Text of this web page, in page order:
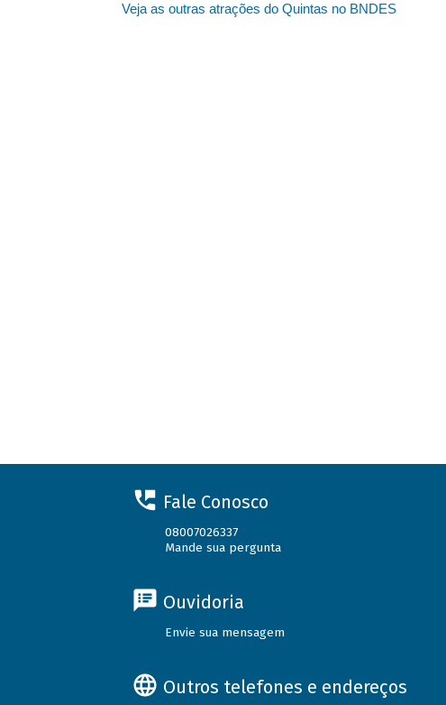
Veja as outras atrações do Quintas no BNDES
Fale Conosco
08007026337
Mande sua pergunta
Ouvidoria
Envie sua mensagem
Outros telefones e endereços